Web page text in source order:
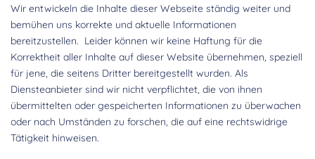
Wir entwickeln die Inhalte dieser Webseite ständig weiter und
bemühen uns korrekte und aktuelle Informationen
bereitzustellen. Leider können wir keine Haftung für die
Korrektheit aller Inhalte auf dieser Website übernehmen, speziell
für jene, die seitens Dritter bereitgestellt wurden. Als
Diensteanbieter sind wir nicht verpflichtet, die von ihnen
übermittelten oder gespeicherten Informationen zu überwachen
oder nach Umständen zu forschen, die auf eine rechtswidrige
Tätigkeit hinweisen.